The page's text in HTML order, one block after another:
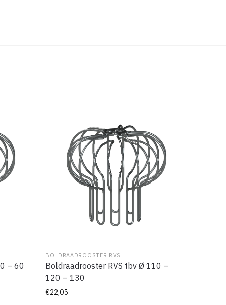
– 60
BOLDRAADROOSTER RVS
Boldraadrooster RVS tbv Ø 110 –
120 – 130
€22,05